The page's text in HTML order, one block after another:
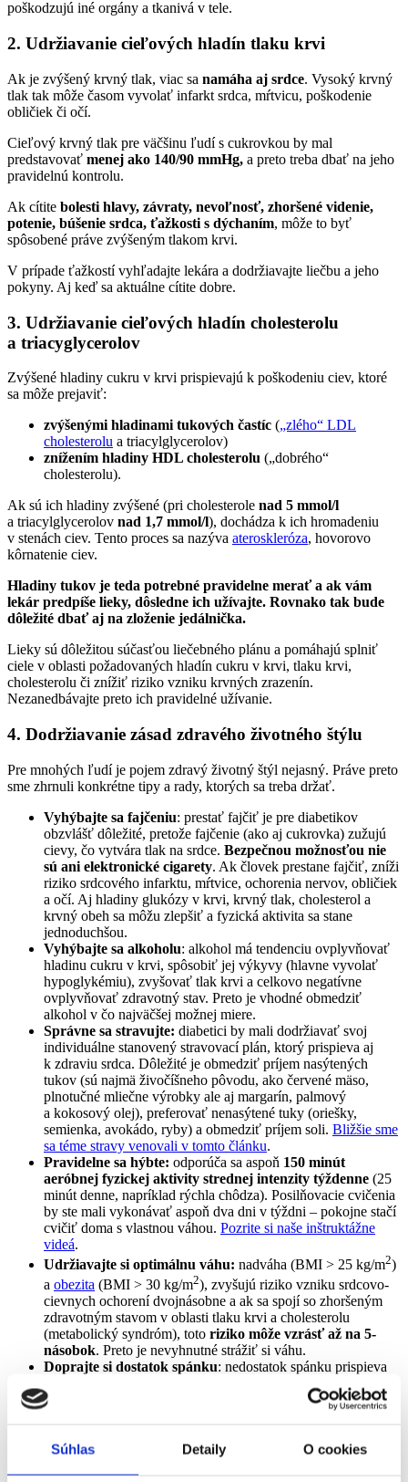
Súhlas Detaily O cookies
poškodzujú iné orgány a tkanivá v tele.
2. Udržiavanie cieľových hladín tlaku krvi
Ak je zvýšený krvný tlak, viac sa namáha aj srdce. Vysoký krvný
tlak tak môže časom vyvolať infarkt srdca, mŕtvicu, poškodenie
obličiek či očí.
Cieľový krvný tlak pre väčšinu ľudí s cukrovkou by mal
predstavovať menej ako 140/90 mmHg, a preto treba dbať na jeho
pravidelnú kontrolu.
Ak cítite bolesti hlavy, závraty, nevoľnosť, zhoršené videnie,
potenie, búšenie srdca, ťažkosti s dýchaním, môže to byť
spôsobené práve zvýšeným tlakom krvi.
V prípade ťažkostí vyhľadajte lekára a dodržiavajte liečbu a jeho
pokyny. Aj keď sa aktuálne cítite dobre.
3. Udržiavanie cieľových hladín cholesterolu
a triacyglycerolov
Zvýšené hladiny cukru v krvi prispievajú k poškodeniu ciev, ktoré
sa môže prejaviť:
zvýšenými hladinami tukových častíc („zlého“ LDL
cholesterolu a triacylglycerolov)
znížením hladiny HDL cholesterolu („dobrého“
cholesterolu).
Ak sú ich hladiny zvýšené (pri cholesterole nad 5 mmol/l
a triacylglycerolov nad 1,7 mmol/l), dochádza k ich hromadeniu
v stenách ciev. Tento proces sa nazýva ateroskleróza, hovorovo
kôrnatenie ciev.
Hladiny tukov je teda potrebné pravidelne merať a ak vám
lekár predpíše lieky, dôsledne ich užívajte. Rovnako tak bude
dôležité dbať aj na zloženie jedálnička.
Lieky sú dôležitou súčasťou liečebného plánu a pomáhajú splniť
ciele v oblasti požadovaných hladín cukru v krvi, tlaku krvi,
cholesterolu či znížiť riziko vzniku krvných zrazenín.
Nezanedbávajte preto ich pravidelné užívanie.
4. Dodržiavanie zásad zdravého životného štýlu
Pre mnohých ľudí je pojem zdravý životný štýl nejasný. Práve preto
sme zhrnuli konkrétne tipy a rady, ktorých sa treba držať.
Vyhýbajte sa fajčeniu: prestať fajčiť je pre diabetikov
obzvlášť dôležité, pretože fajčenie (ako aj cukrovka) zužujú
cievy, čo vytvára tlak na srdce. Bezpečnou možnosťou nie
sú ani elektronické cigarety. Ak človek prestane fajčiť, zníži
riziko srdcového infarktu, mŕtvice, ochorenia nervov, obličiek
a očí. Aj hladiny glukózy v krvi, krvný tlak, cholesterol a
krvný obeh sa môžu zlepšiť a fyzická aktivita sa stane
jednoduchšou.
Vyhýbajte sa alkoholu: alkohol má tendenciu ovplyvňovať
hladinu cukru v krvi, spôsobiť jej výkyvy (hlavne vyvolať
hypoglykémiu), zvyšovať tlak krvi a celkovo negatívne
ovplyvňovať zdravotný stav. Preto je vhodné obmedziť
alkohol v čo najväčšej možnej miere.
Správne sa stravujte: diabetici by mali dodržiavať svoj
individuálne stanovený stravovací plán, ktorý prispieva aj
k zdraviu srdca. Dôležité je obmedziť príjem nasýtených
tukov (sú najmä živočíšneho pôvodu, ako červené mäso,
plnotučné mliečne výrobky ale aj margarín, palmový
a kokosový olej), preferovať nenasýtené tuky (oriešky,
semienka, avokádo, ryby) a obmedziť príjem soli. Bližšie sme
sa téme stravy venovali v tomto článku.
Pravidelne sa hýbte: odporúča sa aspoň 150 minút
aeróbnej fyzickej aktivity strednej intenzity týždenne (25
minút denne, napríklad rýchla chôdza). Posilňovacie cvičenia
by ste mali vykonávať aspoň dva dni v týždni – pokojne stačí
cvičiť doma s vlastnou váhou. Pozrite si naše inštruktážne
videá.
Udržiavajte si optimálnu váhu: nadváha (BMI > 25 kg/m2)
a obezita (BMI > 30 kg/m2), zvyšujú riziko vzniku srdcovo-
cievnych ochorení dvojnásobne a ak sa spojí so zhoršeným
zdravotným stavom v oblasti tlaku krvi a cholesterolu
(metabolický syndróm), toto riziko môže vzrásť až na 5-
násobok. Preto je nevyhnutné strážiť si váhu.
Doprajte si dostatok spánku: nedostatok spánku prispieva
dopriať si 7 až 8 hodín spánku.
bežným javom.
Dlhodobý stresvšak môže zvýšiť hladinu